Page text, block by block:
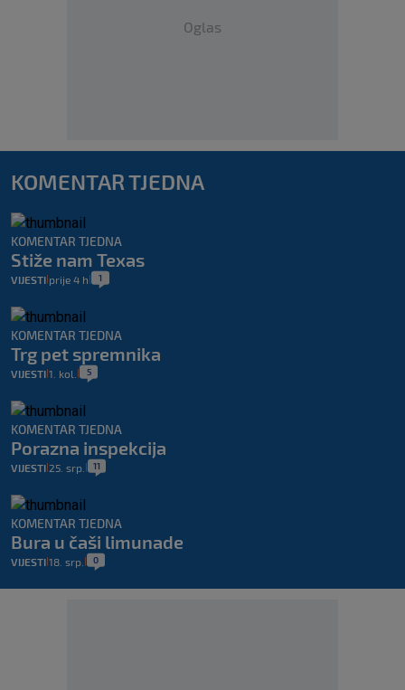
Oglas
KOMENTAR TJEDNA
KOMENTAR TJEDNA
Stiže nam Texas
VIJESTI prije 4 h 1
KOMENTAR TJEDNA
Trg pet spremnika
VIJESTI 1. kol. 5
KOMENTAR TJEDNA
Porazna inspekcija
VIJESTI 25. srp. 11
KOMENTAR TJEDNA
Bura u čaši limunade
VIJESTI 18. srp. 0